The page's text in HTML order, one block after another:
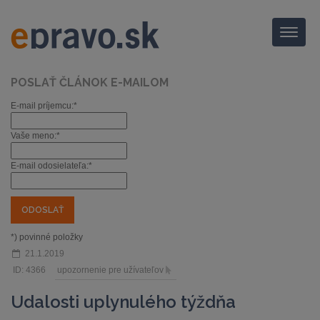
Menu
POSLAŤ ČLÁNOK E-MAILOM
E-mail príjemcu:*
Vaše meno:*
E-mail odosielateľa:*
*) povinné položky
21.1.2019
ID: 4366
upozornenie pre užívateľov
Udalosti uplynulého týždňa